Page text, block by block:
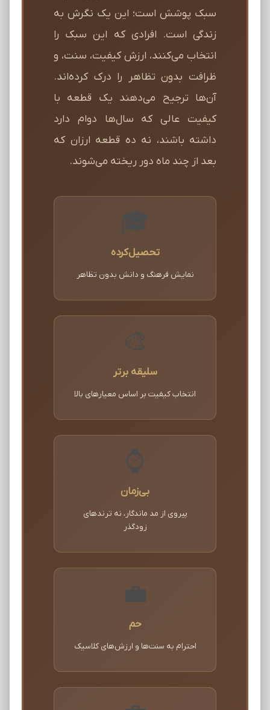
سبک پوشش است؛ این یک نگرش به
زندگی است. افرادی که این سبک را
انتخاب می‌کنند، ارزش کیفیت، سنت، و
ظرافت بدون تظاهر را درک کرده‌اند.
آن‌ها ترجیح می‌دهند یک قطعه با
کیفیت عالی که سال‌ها دوام دارد
داشته باشند، نه ده قطعه ارزان که
بعد از چند ماه دور ریخته می‌شوند.
🎓
تحصیل‌کرده
نمایش فرهنگ و دانش بدون تظاهر
🎨
سلیقه برتر
انتخاب کیفیت بر اساس معیارهای بالا
⌚
بی‌زمان
پیروی از مد ماندگار، نه ترندهای
زودگذر
💼
حم
احترام به سنت‌ها و ارزش‌های کلاسیک